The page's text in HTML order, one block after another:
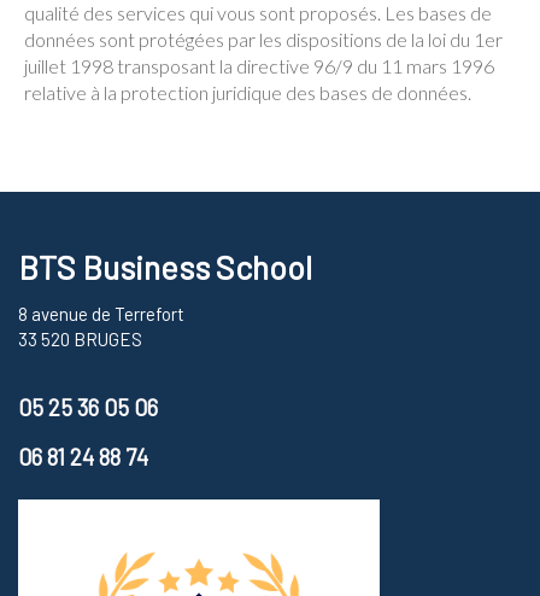
qualité des services qui vous sont proposés. Les bases de
données sont protégées par les dispositions de la loi du 1er
juillet 1998 transposant la directive 96/9 du 11 mars 1996
relative à la protection juridique des bases de données.
BTS Business School
8 avenue de Terrefort
33 520 BRUGES
05 25 36 05 06
06 81 24 88 74